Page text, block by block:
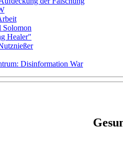
Solomon
Healer"
Disinformation War